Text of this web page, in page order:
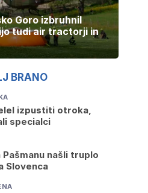
Goro izbruhnil
tudi air tractorji in
BRANO
izpustiti otroka,
specialci
Pašmanu našli truplo
Slovenca